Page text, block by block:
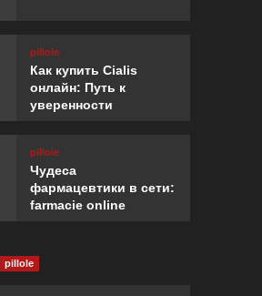
1946
19 Maggio 2026
pillole
Как купить Cialis
онлайн: Путь к
уверенности
pillole
Чудеса
фармацевтики в сети:
farmacie online
RITA MARCHESI (1931-
pillole